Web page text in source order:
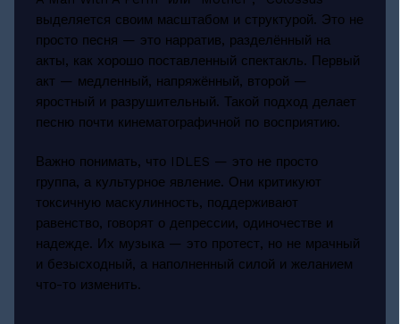
выделяется своим масштабом и структурой. Это не
просто песня — это нарратив, разделённый на
акты, как хорошо поставленный спектакль. Первый
акт — медленный, напряжённый, второй —
яростный и разрушительный. Такой подход делает
песню почти кинематографичной по восприятию.
Важно понимать, что IDLES — это не просто
группа, а культурное явление. Они критикуют
токсичную маскулинность, поддерживают
равенство, говорят о депрессии, одиночестве и
надежде. Их музыка — это протест, но не мрачный
и безысходный, а наполненный силой и желанием
что-то изменить.